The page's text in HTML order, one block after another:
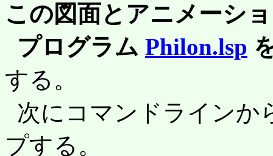
この図面とアニメーシ
プログラム Philon.lsp
する。
次にコマンドラインか
プする。